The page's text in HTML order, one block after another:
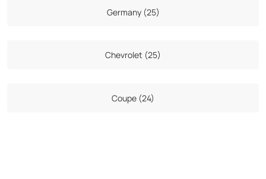
Germany (25)
Chevrolet (25)
Coupe (24)